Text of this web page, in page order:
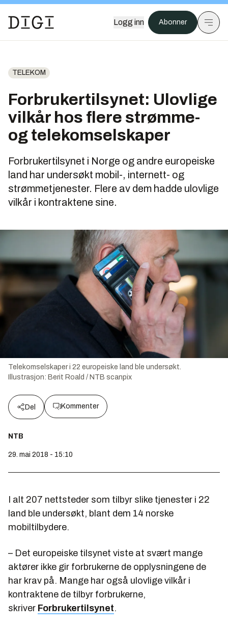
Logg inn Abonner
TELEKOM
Forbrukertilsynet: Ulovlige
vilkår hos flere strømme-
og telekomselskaper
Forbrukertilsynet i Norge og andre europeiske
land har undersøkt mobil-, internett- og
strømmetjenester. Flere av dem hadde ulovlige
vilkår i kontraktene sine.
Telekomselskaper i 22 europeiske land ble undersøkt.
Illustrasjon: Berit Roald / NTB scanpix
Del Kommenter
NTB
29. mai 2018 - 15:10
I alt 207 nettsteder som tilbyr slike tjenester i 22
land ble undersøkt, blant dem 14 norske
mobiltilbydere.
– Det europeiske tilsynet viste at svært mange
aktører ikke gir forbrukerne de opplysningene de
har krav på. Mange har også ulovlige vilkår i
kontraktene de tilbyr forbrukerne,
skriver Forbrukertilsynet.